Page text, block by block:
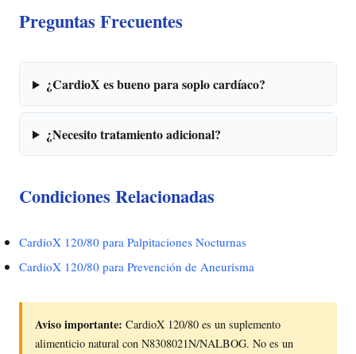
Preguntas Frecuentes
¿CardioX es bueno para soplo cardíaco?
¿Necesito tratamiento adicional?
Condiciones Relacionadas
CardioX 120/80 para Palpitaciones Nocturnas
CardioX 120/80 para Prevención de Aneurisma
Aviso importante: CardioX 120/80 es un suplemento
alimenticio natural con N8308021N/NALBOG. No es un